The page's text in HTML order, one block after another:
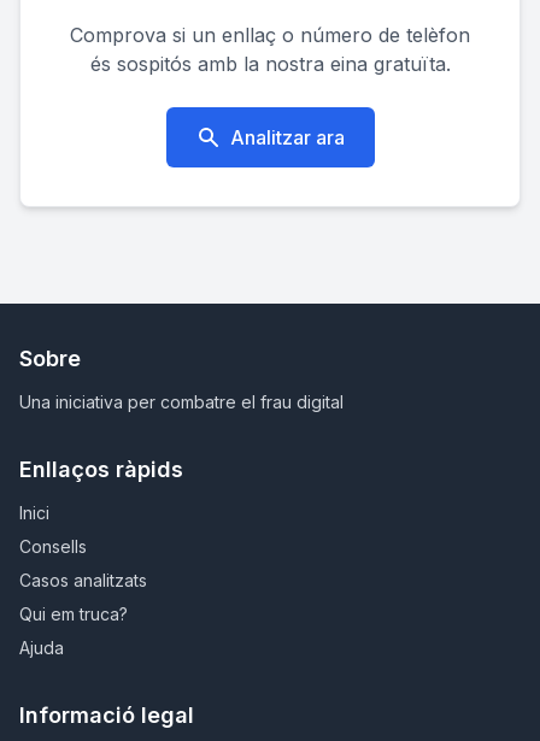
Comprova si un enllaç o número de telèfon
és sospitós amb la nostra eina gratuïta.
Analitzar ara
Sobre
Una iniciativa per combatre el frau digital
Enllaços ràpids
Inici
Consells
Casos analitzats
Qui em truca?
Ajuda
Informació legal